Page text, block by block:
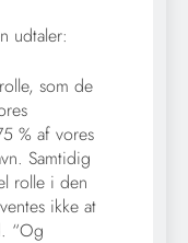
udtaler:
som de
% af vores
Samtidig
rolle i den
ikke at
“Og